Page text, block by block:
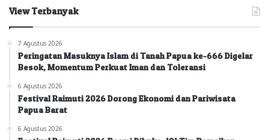
View Terbanyak
7 Agustus 2026
Peringatan Masuknya Islam di Tanah Papua ke-666 Digelar
Besok, Momentum Perkuat Iman dan Toleransi
6 Agustus 2026
Festival Raimuti 2026 Dorong Ekonomi dan Pariwisata
Papua Barat
6 Agustus 2026